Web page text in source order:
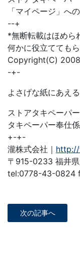
「マイページ」へ
--+
*無断転載はほめら
何かに役立てても
Copyright(C) 2008
-+-
よさげな紙にあえる
ストアタキペーパー
タキペーパー奉仕係
+-+-
瀧株式会社｜
〒915-0233 福井
tel:0778-43-0824
次の記事へ